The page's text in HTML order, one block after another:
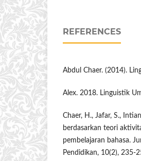
REFERENCES
Abdul Chaer. (2014).
Alex. 2018. Linguistik
Chaer, H., Jafar, S.,
berdasarkan teori
pembelajaran bahasa.
Pendidikan, 10(2), 235-